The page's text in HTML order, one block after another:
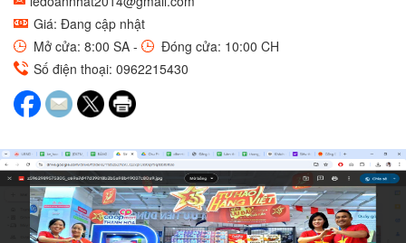
Giá: Đang cập nhật
Mở cửa: 8:00 SA -
Đóng cửa: 10:00 CH
Số điện thoại: 0962215430